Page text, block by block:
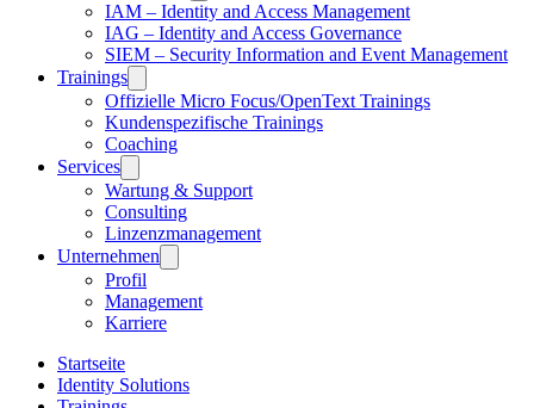
IAM – Identity and Access Management
IAG – Identity and Access Governance
SIEM – Security Information and Event Management
Trainings
Offizielle Micro Focus/OpenText Trainings
Kundenspezifische Trainings
Coaching
Services
Wartung & Support
Consulting
Linzenzmanagement
Unternehmen
Profil
Management
Karriere
Startseite
Identity Solutions